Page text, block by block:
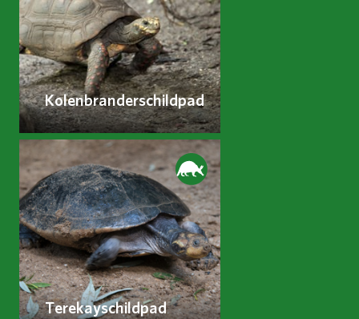
Kolenbranderschildpad
Terekayschildpad